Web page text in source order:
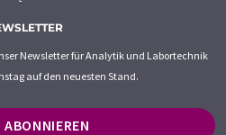
Newsletter für Analytik und Labortechnik
auf den neuesten Stand.